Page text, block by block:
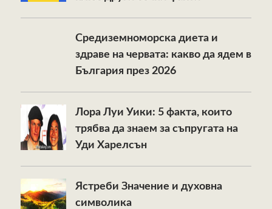
Средиземноморска диета и
здраве на червата: какво да ядем в
България през 2026
Лора Луи Уики: 5 факта, които
трябва да знаем за съпругата на
Уди Харелсън
Ястреби Значение и духовна
символика